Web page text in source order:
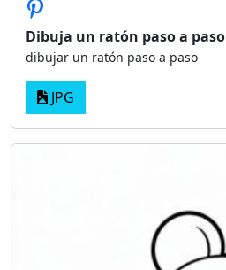
Dibuja un ratón paso a paso
dibujar un ratón paso a paso
JPG